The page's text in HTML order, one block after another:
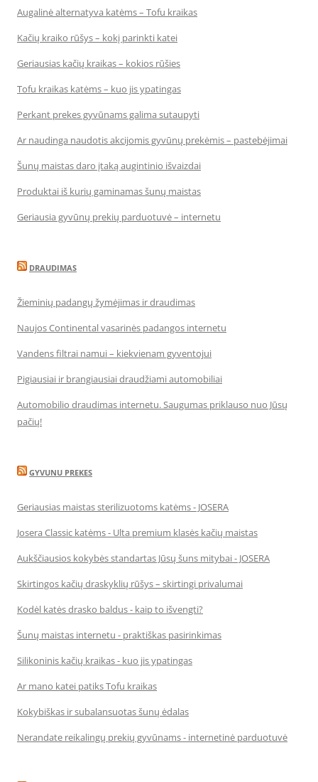
Augalinė alternatyva katėms – Tofu kraikas
Kačių kraiko rūšys – kokį parinkti katei
Geriausias kačių kraikas – kokios rūšies
Tofu kraikas katėms – kuo jis ypatingas
Perkant prekes gyvūnams galima sutaupyti
Ar naudinga naudotis akcijomis gyvūnų prekėmis – pastebėjimai
Šunų maistas daro įtaką augintinio išvaizdai
Produktai iš kurių gaminamas šunų maistas
Geriausia gyvūnų prekių parduotuvė – internetu
DRAUDIMAS
Žieminių padangų žymėjimas ir draudimas
Naujos Continental vasarinės padangos internetu
Vandens filtrai namui – kiekvienam gyventojui
Pigiausiai ir brangiausiai draudžiami automobiliai
Automobilio draudimas internetu. Saugumas priklauso nuo Jūsų
pačių!
GYVUNU PREKES
Geriausias maistas sterilizuotoms katėms - JOSERA
Josera Classic katėms - Ulta premium klasės kačių maistas
Aukščiausios kokybės standartas Jūsų šuns mitybai - JOSERA
Skirtingos kačių draskyklių rūšys – skirtingi privalumai
Kodėl katės drasko baldus - kaip to išvengti?
Šunų maistas internetu - praktiškas pasirinkimas
Silikoninis kačių kraikas - kuo jis ypatingas
Ar mano katei patiks Tofu kraikas
Kokybiškas ir subalansuotas šunų ėdalas
Nerandate reikalingų prekių gyvūnams - internetinė parduotuvė